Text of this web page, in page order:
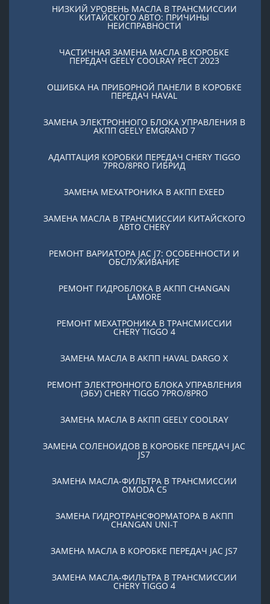
НИЗКИЙ УРОВЕНЬ МАСЛА В ТРАНСМИССИИ
КИТАЙСКОГО АВТО: ПРИЧИНЫ
НЕИСПРАВНОСТИ
ЧАСТИЧНАЯ ЗАМЕНА МАСЛА В КОРОБКЕ
ПЕРЕДАЧ GEELY COOLRAY PЕСТ 2023
ОШИБКА НА ПРИБОРНОЙ ПАНЕЛИ В КОРОБКЕ
ПЕРЕДАЧ HAVAL
ЗАМЕНА ЭЛЕКТРОННОГО БЛОКА УПРАВЛЕНИЯ В
АКПП GEELY EMGRAND 7
АДАПТАЦИЯ КОРОБКИ ПЕРЕДАЧ CHERY TIGGO
7PRO/8PRO ГИБРИД
ЗАМЕНА МЕХАТРОНИКА В АКПП EXEED
ЗАМЕНА МАСЛА В ТРАНСМИССИИ КИТАЙСКОГО
АВТО CHERY
РЕМОНТ ВАРИАТОРА JAC J7: ОСОБЕННОСТИ И
ОБСЛУЖИВАНИЕ
РЕМОНТ ГИДРОБЛОКА В АКПП CHANGAN
LAMORE
РЕМОНТ МЕХАТРОНИКА В ТРАНСМИССИИ
CHERY TIGGO 4
ЗАМЕНА МАСЛА В АКПП HAVAL DARGO X
РЕМОНТ ЭЛЕКТРОННОГО БЛОКА УПРАВЛЕНИЯ
(ЭБУ) CHERY TIGGO 7PRO/8PRO
ЗАМЕНА МАСЛА В АКПП GEELY COOLRAY
ЗАМЕНА СОЛЕНОИДОВ В КОРОБКЕ ПЕРЕДАЧ JAC
JS7
ЗАМЕНА МАСЛА-ФИЛЬТРА В ТРАНСМИССИИ
OMODA C5
ЗАМЕНА ГИДРОТРАНСФОРМАТОРА В АКПП
CHANGAN UNI-T
ЗАМЕНА МАСЛА В КОРОБКЕ ПЕРЕДАЧ JAC JS7
ЗАМЕНА МАСЛА-ФИЛЬТРА В ТРАНСМИССИИ
CHERY TIGGO 4